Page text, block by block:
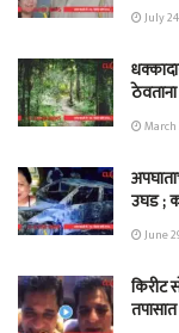
July
March
उघड ;
June
किरीट